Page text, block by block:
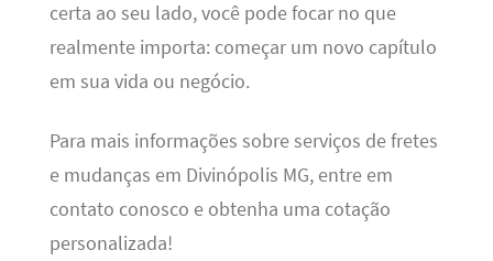
certa ao seu lado, você pode focar no que
realmente importa: começar um novo capítulo
em sua vida ou negócio.
Para mais informações sobre serviços de fretes
e mudanças em Divinópolis MG, entre em
contato conosco e obtenha uma cotação
personalizada!